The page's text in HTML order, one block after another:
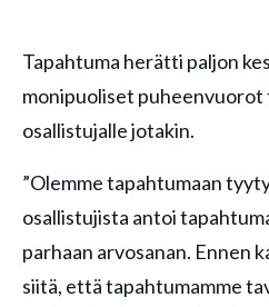
Tapahtuma herätti paljon
monipuoliset puheenvuorot
osallistujalle jotakin.
”Olemme tapahtumaan
osallistujista antoi
parhaan arvosanan. Ennen
siitä, että tapahtumamme